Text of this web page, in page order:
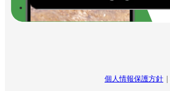
個人情報保護方針